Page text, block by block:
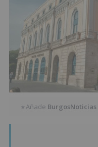
★Añade BurgosNoticias